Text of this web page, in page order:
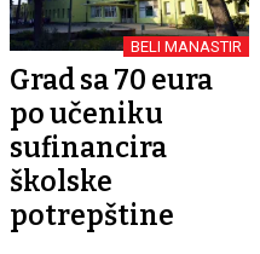
BELI MANASTIR
Grad sa 70 eura
po učeniku
sufinancira
školske
potrepštine